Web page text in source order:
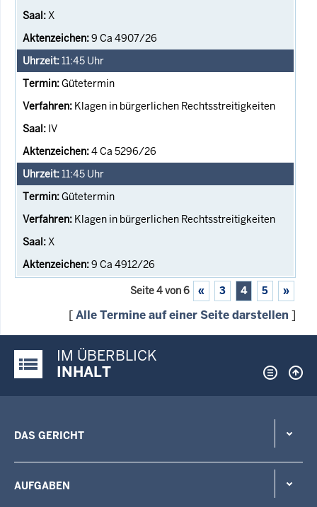
X
9 Ca 4907/26
11:45 Uhr
Gütetermin
Klagen in bürgerlichen Rechtsstreitigkeiten
IV
4 Ca 5296/26
11:45 Uhr
Gütetermin
Klagen in bürgerlichen Rechtsstreitigkeiten
X
9 Ca 4912/26
Seite 4 von 6 « 3 4 5 »
[Alle Termine auf einer Seite darstellen ]
Justiz-Portal im Überblick:
IM ÜBERBLICK
INHALT
DAS GERICHT
AUFGABEN